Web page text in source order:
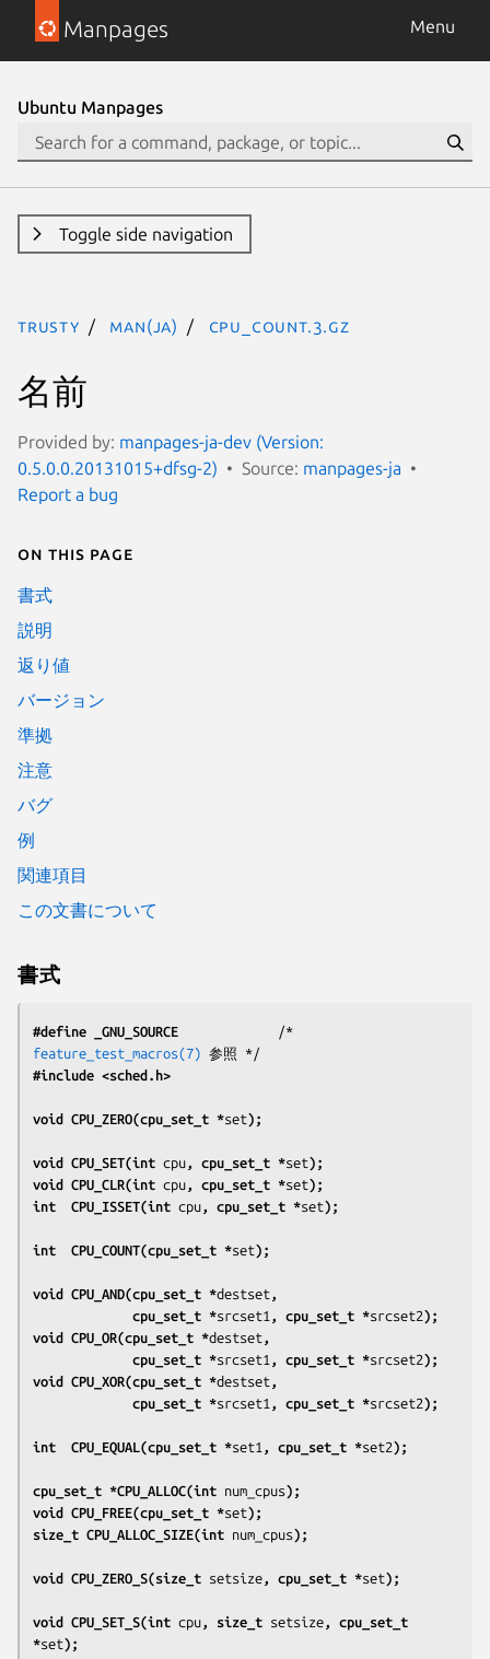
Manpages Menu
Ubuntu Manpages
Toggle side navigation
trusty man(ja) CPU_COUNT.3.gz
名前
Provided by: manpages-ja-dev (Version:
0.5.0.0.20131015+dfsg-2)
Source: manpages-ja
Report a bug
On this page
書式
説明
返り値
バージョン
準拠
注意
バグ
例
関連項目
この文書について
書式
#define _GNU_SOURCE
feature_test_macros(7)
#include <sched.h>
void CPU_ZERO(cpu_set_t *set);
void CPU_SET(int cpu , cpu_set_t *set);
void CPU_CLR(int cpu , cpu_set_t *set);
int  CPU_ISSET(int cpu , cpu_set_t *set);
int  CPU_COUNT(cpu_set_t *set);
void CPU_AND(cpu_set_t *destset ,
             cpu_set_t *
srcset1 , cpu_set_t *srcset2);
void CPU_OR(cpu_set_t *destset ,
             cpu_set_t *
srcset1 , cpu_set_t *srcset2);
void CPU_XOR(cpu_set_t *destset ,
             cpu_set_t *
srcset1 , cpu_set_t *srcset2);
int  CPU_EQUAL(cpu_set_t *set1 , cpu_set_t *set2);
cpu_set_t *CPU_ALLOC(int num_cpus);
void CPU_FREE(cpu_set_t *set);
size_t CPU_ALLOC_SIZE(int num_cpus);
void CPU_ZERO_S(size_t setsize , cpu_set_t *set);
void CPU_SET_S(int cpu , size_t setsize , cpu_set_t
*set);